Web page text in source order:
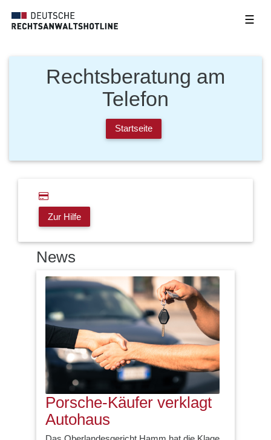
☰
Rechtsberatung am
Telefon
Startseite
Zur Hilfe
News
Porsche-Käufer verklagt
Autohaus